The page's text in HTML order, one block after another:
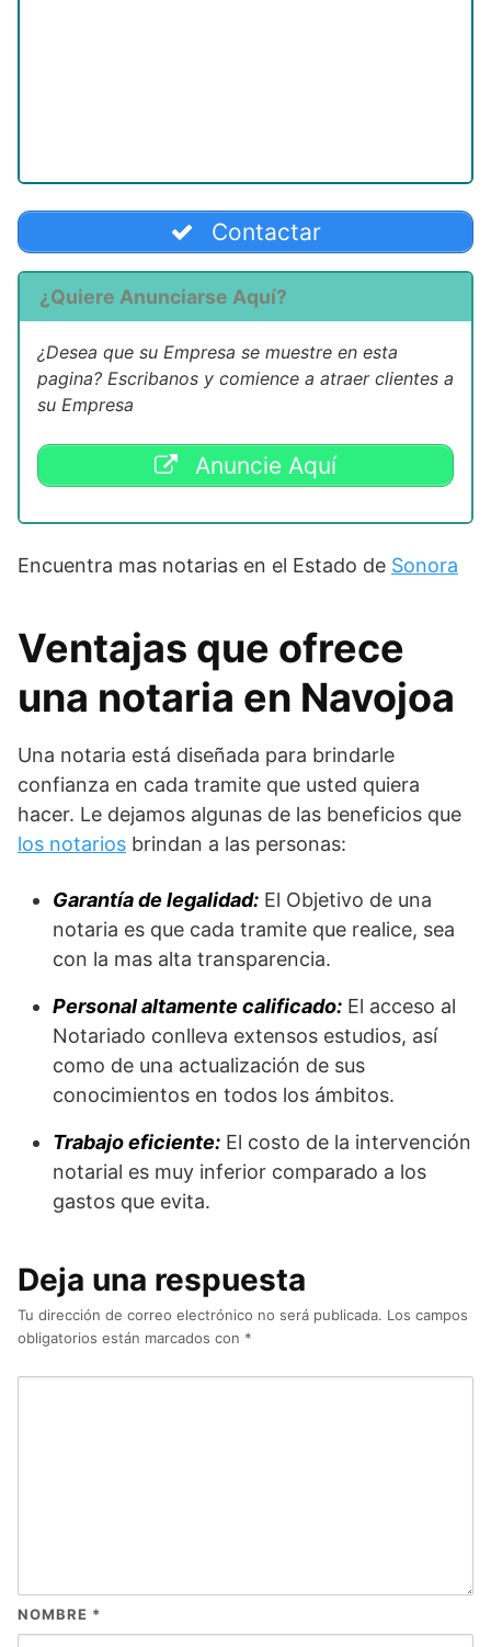
Contactar
¿Quiere Anunciarse Aquí?
¿Desea que su Empresa se muestre en esta
pagina? Escribanos y comience a atraer clientes a
su Empresa
Anuncie Aquí
Encuentra mas notarias en el Estado de Sonora
Ventajas que ofrece
una notaria en Navojoa
Una notaria está diseñada para brindarle
confianza en cada tramite que usted quiera
hacer. Le dejamos algunas de las beneficios que
los notarios brindan a las personas:
Garantía de legalidad: El Objetivo de una
notaria es que cada tramite que realice, sea
con la mas alta transparencia.
Personal altamente calificado: El acceso al
Notariado conlleva extensos estudios, así
como de una actualización de sus
conocimientos en todos los ámbitos.
Trabajo eficiente: El costo de la intervención
notarial es muy inferior comparado a los
gastos que evita.
Deja una respuesta
Tu dirección de correo electrónico no será publicada. Los campos
obligatorios están marcados con *
NOMBRE *